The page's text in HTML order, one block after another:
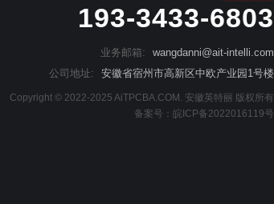
193-3433-6803
业务邮箱:
wangdanni@ait-intelli.com
公司地址:
安徽省宿州市高新区中欧产业园1号楼
Copyright © 2022-2025 AiTPCBA.COM. 安徽英特丽 版权所有
备案号： 皖ICP备2022016119号